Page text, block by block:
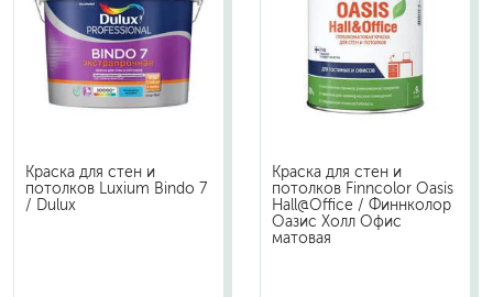
Краска для стен и
потолков Luxium Bindo 7
/ Dulux
Краска для стен и
потолков Finncolor Oasis
Hall@Office / Финнколор
Оазис Холл Офис
матовая